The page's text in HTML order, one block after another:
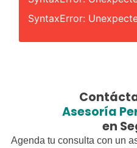
SyntaxError:
Asesoría
en
Agenda tu consulta con un
respuestas